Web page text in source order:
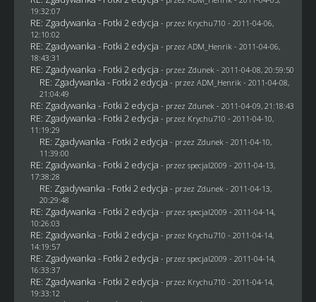
19:32:07
RE: Zgadywanka - Fotki 2 edycja - przez Krychu710 - 2011-04-06,
12:10:02
RE: Zgadywanka - Fotki 2 edycja - przez ADM_Henrik - 2011-04-06,
18:43:31
RE: Zgadywanka - Fotki 2 edycja - przez Zdunek - 2011-04-08, 20:59:50
RE: Zgadywanka - Fotki 2 edycja - przez ADM_Henrik - 2011-04-08,
21:04:49
RE: Zgadywanka - Fotki 2 edycja - przez Zdunek - 2011-04-09, 21:18:43
RE: Zgadywanka - Fotki 2 edycja - przez Krychu710 - 2011-04-10,
11:19:29
RE: Zgadywanka - Fotki 2 edycja - przez Zdunek - 2011-04-10,
11:39:00
RE: Zgadywanka - Fotki 2 edycja - przez specjal2009 - 2011-04-13,
17:38:28
RE: Zgadywanka - Fotki 2 edycja - przez Zdunek - 2011-04-13,
20:29:48
RE: Zgadywanka - Fotki 2 edycja - przez specjal2009 - 2011-04-14,
10:26:03
RE: Zgadywanka - Fotki 2 edycja - przez Krychu710 - 2011-04-14,
14:19:57
RE: Zgadywanka - Fotki 2 edycja - przez specjal2009 - 2011-04-14,
16:33:37
RE: Zgadywanka - Fotki 2 edycja - przez Krychu710 - 2011-04-14,
19:33:12